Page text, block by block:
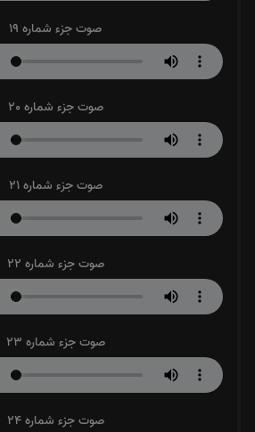
صوت جزء شماره 19
صوت جزء شماره 20
صوت جزء شماره 21
صوت جزء شماره 22
صوت جزء شماره 23
صوت جزء شماره 24